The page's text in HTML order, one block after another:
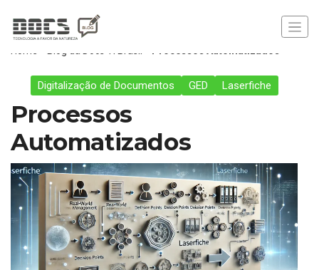
Digitalização de Documentos GED Laserfiche
Processos
Automatizados